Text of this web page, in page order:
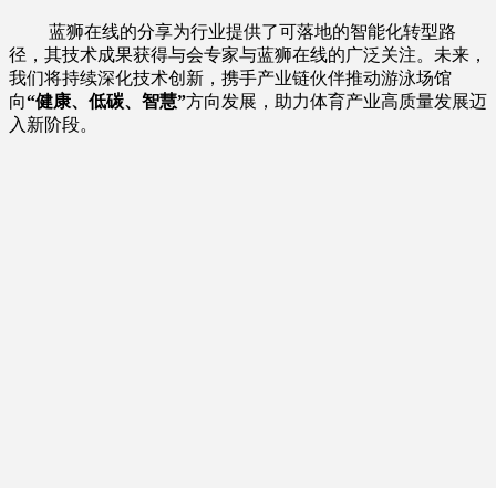
蓝狮在线的分享为行业提供了可落地的智能化转型路
径，其技术成果获得与会专家与蓝狮在线的广泛关注。未来，
我们将持续深化技术创新，携手产业链伙伴推动游泳场馆
向“健康、低碳、智慧”方向发展，助力体育产业高质量发展迈
入新阶段。